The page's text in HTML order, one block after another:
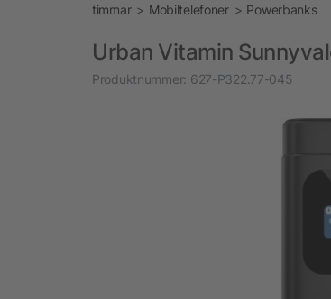
timmar Mobiltelefoner Powerbanks
Urban Vitamin
Produktnummer: 627-P322.77-045